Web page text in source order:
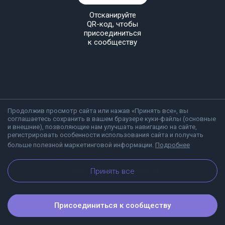
Продолжив просмотр сайта или нажав «Принять все», вы
соглашаетесь сохранить в вашем браузере куки-файлы (основные
и внешние), позволяющие нам улучшать навигацию на сайте,
регистрировать особенности использования сайта и получать
больше полезной маркетинговой информации. Подробнее
Принять все
Отсканируйте
QR-код, чтобы
присоединиться
к сообществу
Блог Сообщества
Присоединиться к сообществу